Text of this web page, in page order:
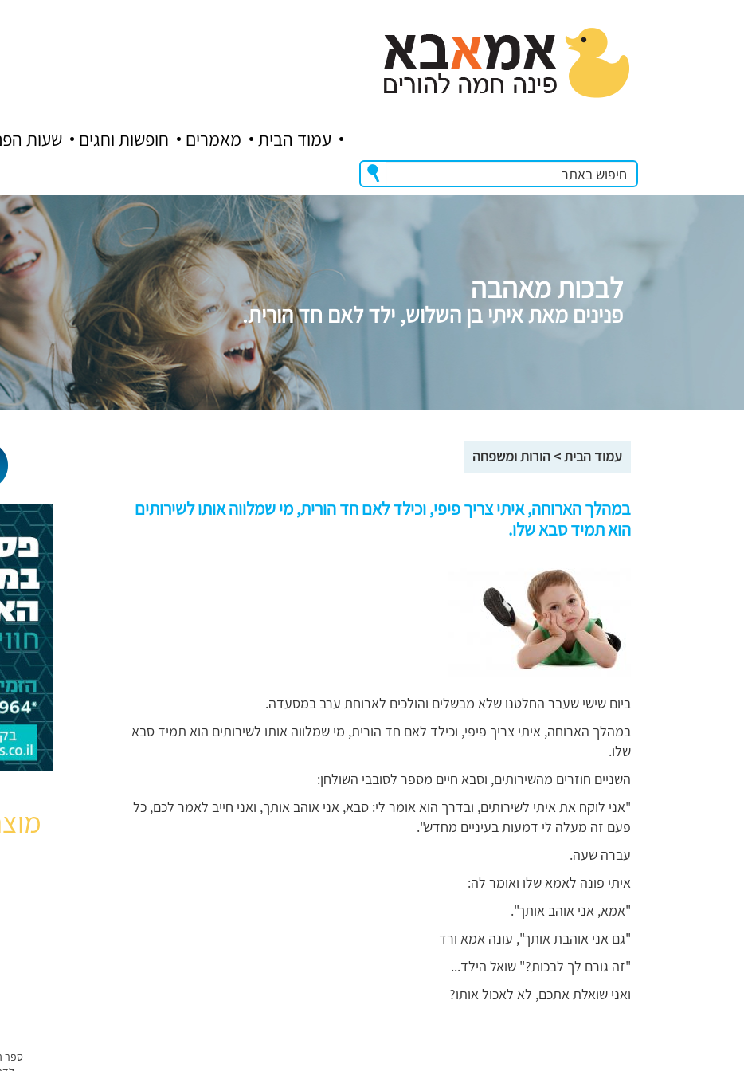
שעות חופשות וחגים מאמרים עמוד הבית
לבכות מאהבה
פנינים מאת איתי בן השלוש, ילד לאם חד הורית.
עמוד הבית>הורות ומשפחה
במהלך הארוחה, איתי צריך פיפי, וכילד לאם חד הורית, מי שמלווה אותו לשירותים
הוא תמיד סבא שלו.
ביום שישי שעבר החלטנו שלא מבשלים והולכים לארוחת ערב במסעדה.
במהלך הארוחה, איתי צריך פיפי, וכילד לאם חד הורית, מי שמלווה אותו לשירותים הוא תמיד סבא
שלו.
השניים חוזרים מהשירותים, וסבא חיים מספר לסובבי השולחן:
"אני לוקח את איתי לשירותים, ובדרך הוא אומר לי: סבא, אני אוהב אותך, ואני חייב לאמר לכם, כל
פעם זה מעלה לי דמעות בעיניים מחדש".
עברה שעה.
איתי פונה לאמא שלו ואומר לה:
"אמא, אני אוהב אותך".
"גם אני אוהבת אותך", עונה אמא ורד
"זה גורם לך לבכות?" שואל הילד...
ואני שואלת אתכם, לא לאכול אותו?
ספר